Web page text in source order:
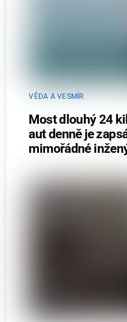
VĚDA A VESMÍR
Most dlouhý 24
aut denně je
mimořádné